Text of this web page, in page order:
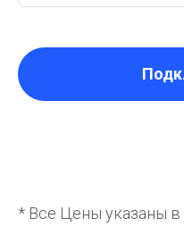
* Все Цены указаны в